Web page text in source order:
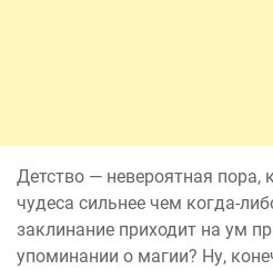
Детство — невероятная пора,
чудеса сильнее чем когда-
заклинание приходит на ум
упоминании о магии? Ну,